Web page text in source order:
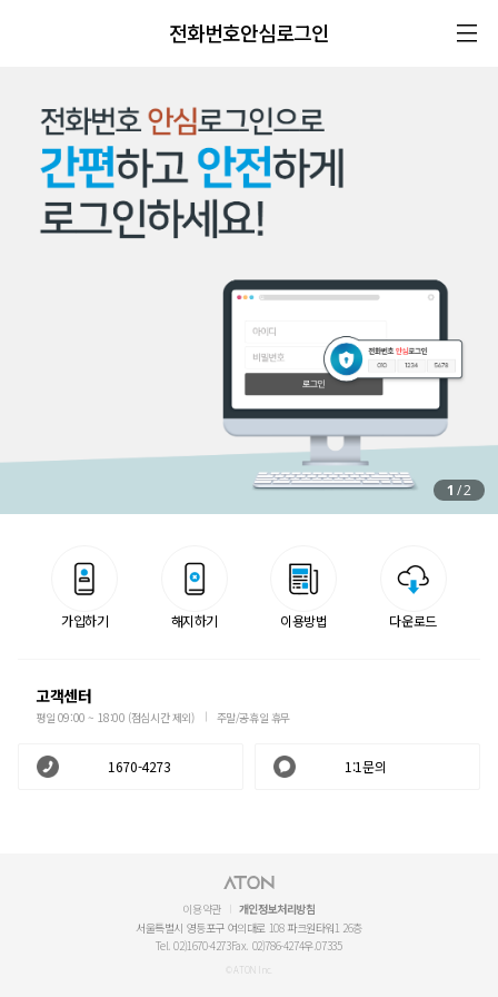
전화번호안심로그인
1 /2
가입하기 해지하기 이용방법 다운로드
고객센터
평일 09:00 ~ 18:00 (점심시간 제외) 주말/공휴일 휴무
1670-4273 1:1문의
이용약관
개인정보처리방침
서울특별시 영등포구 여의대로 108 파크원타워1 26층
Tel. 02)1670-4273Fax. 02)786-4274우.07335
© ATON Inc.